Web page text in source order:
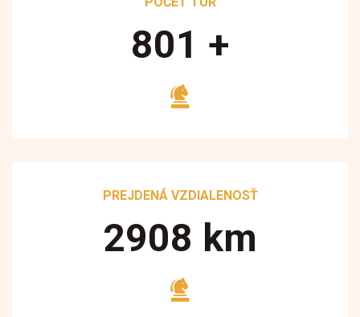
890 +
PREJDENÁ VZDIALENOSŤ
3250 km